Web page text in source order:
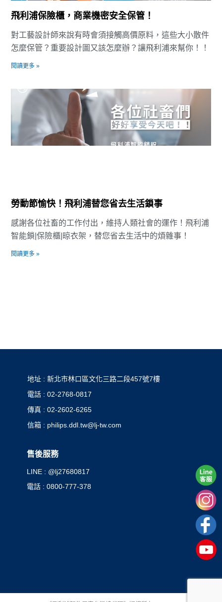
飛利浦保險櫃，商業機密安全保管！
對工藝設計師來說有時會須接觸高價原料，這些大小散件
怎麼保管？重要設計圖又該怎麼辦？讓飛利浦來幫你！！
閱讀更多 »
勞動節愉快！飛利浦替您省去生活鎖事
感謝各位社畜的工作付出，維持人類社會的運作！飛利浦
智能鎖|保險櫃|晾衣架，替您省去生活中的煩雜事！
閱讀更多 »
地址 : 新北市林口區文化三路二段457號7樓
電話 : 02-2768-0817
傳真 : 02-2602-6265
信箱 : philips.ddl.tw@lj-tw.com
售後服務
LINE : @lj27680817
電話 : 0800-777-378